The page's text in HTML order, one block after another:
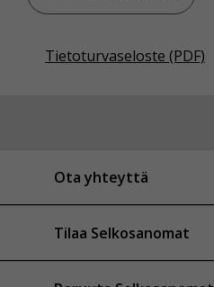
Tietoturvaseloste (PDF)
Ota yhteyttä
Tilaa Selkosanomat